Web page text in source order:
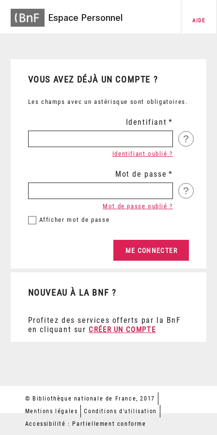
Espace Personnel AIDE
VOUS AVEZ DÉJÀ UN COMPTE ?
Les champs avec un astérisque sont obligatoires.
Identifiant
?
Identifiant oublié ?
Mot de passe
?
Afficher mot de passe
Mot de passe oublié ?
NOUVEAU À LA BNF ?
Profitez des services offerts par la BnF
en cliquant sur CRÉER UN COMPTE
© Bibliothèque nationale de France, 2017
Mentions légales
Conditions d'utilisation
Accessibilité : Partiellement conforme